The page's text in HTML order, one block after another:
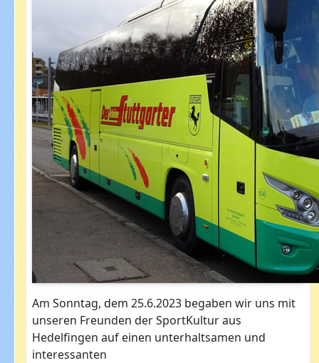
Am Sonntag, dem 25.6.2023 begaben wir uns mit
unseren Freunden der SportKultur aus
Hedelfingen auf einen unterhaltsamen und
interessanten